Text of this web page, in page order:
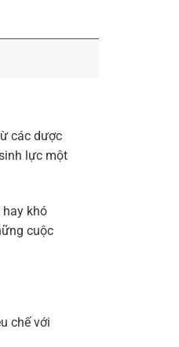
các dược
lực một
khó
cuộc
chế với